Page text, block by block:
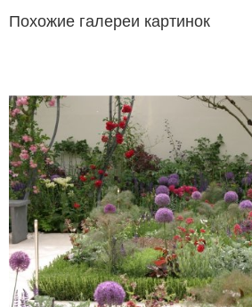
Похожие галереи картинок